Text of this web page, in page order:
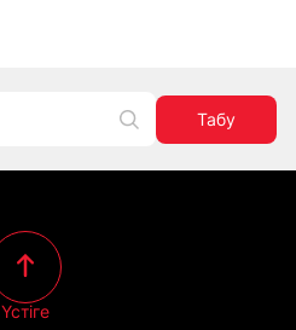
Табу
Үстіге